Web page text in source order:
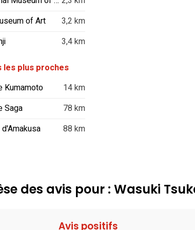
of Art
3,2 km
3,4 km
plus proches
Kumamoto
14 km
Saga
78 km
88 km
des avis pour : Wasuki
Avis positifs